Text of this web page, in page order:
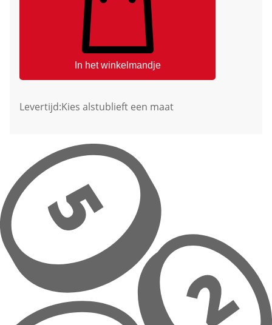
In het winkelmandje
Levertijd:Kies alstublieft een maat